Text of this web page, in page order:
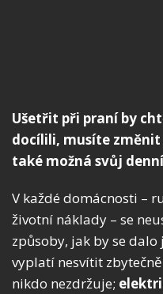
Ušetřit při praní by
docílili, musíte
také možná svůj
V každé domácnosti –
životní náklady – se
způsoby, jak by se
vyplatí nesvítit
nikdo nezdržuje;